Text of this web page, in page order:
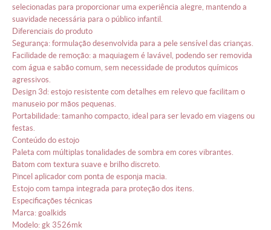
selecionadas para proporcionar uma experiência alegre, mantendo a
suavidade necessária para o público infantil.
diferenciais do produto
segurança: formulação desenvolvida para a pele sensível das crianças.
facilidade de remoção: a maquiagem é lavável, podendo ser removida
com água e sabão comum, sem necessidade de produtos químicos
agressivos.
design 3d: estojo resistente com detalhes em relevo que facilitam o
manuseio por mãos pequenas.
portabilidade: tamanho compacto, ideal para ser levado em viagens ou
festas.
conteúdo do estojo
paleta com múltiplas tonalidades de sombra em cores vibrantes.
batom com textura suave e brilho discreto.
pincel aplicador com ponta de esponja macia.
estojo com tampa integrada para proteção dos itens.
especificações técnicas
marca: goalkids
modelo: gk 3526mk